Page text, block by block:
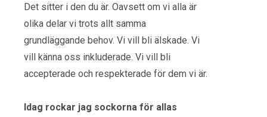
Det sitter i den du är. Oavsett om vi alla är
olika delar vi trots allt samma
grundläggande behov. Vi vill bli älskade. Vi
vill känna oss inkluderade. Vi vill bli
accepterade och respekterade för dem vi är.
Idag rockar jag sockorna för allas